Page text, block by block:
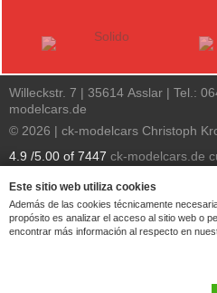
Willeckstr. 7 | 35614 Asslar | Tel.:
modelcars.de
© 2026 | ck-modelcars Christoph
4.9 /5.00 of 7447 ck-modelcars.de
Este sitio web utiliza cookies
Además de las cookies técnicamente
propósito es analizar el acceso al sitio web o
encontrar más información al respecto en